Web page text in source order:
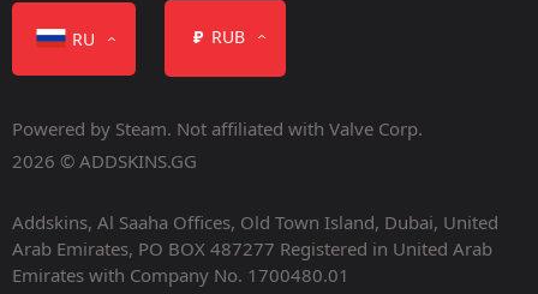
EGO DEATH
Мастерская:
Дата релиза:
Декабрь 6, 2018
RU ₽ RUB
Powered by Steam. Not affiliated with Valve Corp.
2026 © ADDSKINS.GG
Addskins, Al Saaha Offices, Old Town Island, Dubai, United
Arab Emirates, PO BOX 487277 Registered in United Arab
Emirates with Company No. 1700480.01